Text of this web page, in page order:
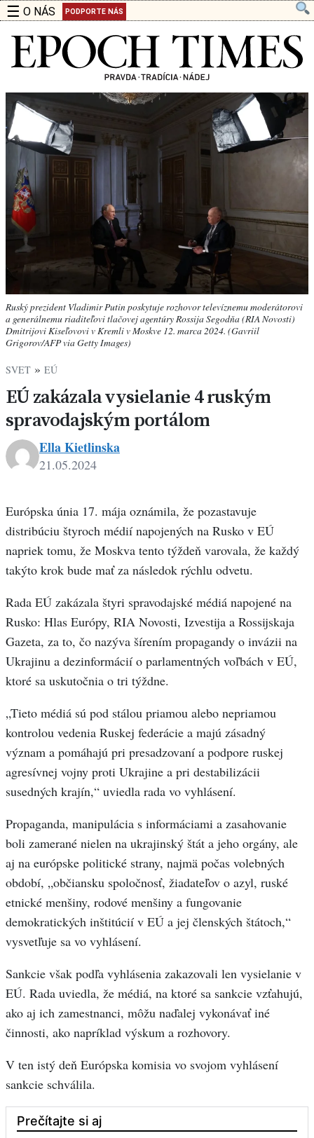
☰ O NÁS PODPORTE NÁS
Ruský prezident Vladimir Putin poskytuje rozhovor televíznemu moderátorovi
a generálnemu riaditeľovi tlačovej agentúry Rossija Segodňa (RIA Novosti)
Dmitrijovi Kiseľovovi v Kremli v Moskve 12. marca 2024. (Gavriil
Grigorov/AFP via Getty Images)
SVET » EÚ
EÚ zakázala vysielanie 4 ruským
spravodajským portálom
Ella Kietlinska
21.05.2024
Európska únia 17. mája oznámila, že pozastavuje
distribúciu štyroch médií napojených na Rusko v EÚ
napriek tomu, že Moskva tento týždeň varovala, že každý
takýto krok bude mať za následok rýchlu odvetu.
Rada EÚ zakázala štyri spravodajské médiá napojené na
Rusko: Hlas Európy, RIA Novosti, Izvestija a Rossijskaja
Gazeta, za to, čo nazýva šírením propagandy o invázii na
Ukrajinu a dezinformácií o parlamentných voľbách v EÚ,
ktoré sa uskutočnia o tri týždne.
„Tieto médiá sú pod stálou priamou alebo nepriamou
kontrolou vedenia Ruskej federácie a majú zásadný
význam a pomáhajú pri presadzovaní a podpore ruskej
agresívnej vojny proti Ukrajine a pri destabilizácii
susedných krajín,“ uviedla rada vo vyhlásení.
Propaganda, manipulácia s informáciami a zasahovanie
boli zamerané nielen na ukrajinský štát a jeho orgány, ale
aj na európske politické strany, najmä počas volebných
období, „občiansku spoločnosť, žiadateľov o azyl, ruské
etnické menšiny, rodové menšiny a fungovanie
demokratických inštitúcií v EÚ a jej členských štátoch,“
vysvetľuje sa vo vyhlásení.
Sankcie však podľa vyhlásenia zakazovali len vysielanie v
EÚ. Rada uviedla, že médiá, na ktoré sa sankcie vzťahujú,
ako aj ich zamestnanci, môžu naďalej vykonávať iné
činnosti, ako napríklad výskum a rozhovory.
V ten istý deň Európska komisia vo svojom vyhlásení
sankcie schválila.